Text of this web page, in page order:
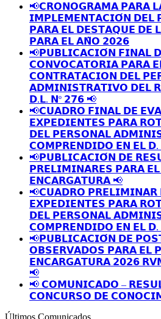
📢𝗖𝗥𝗢𝗡𝗢𝗚𝗥𝗔𝗠𝗔 𝗣𝗔𝗥𝗔
𝗜𝗠𝗣𝗟𝗘𝗠𝗘𝗡𝗧𝗔𝗖𝗜𝗢́𝗡 𝗗𝗘𝗟
𝗣𝗔𝗥𝗔 𝗘𝗟 𝗗𝗘𝗦𝗧𝗔𝗤𝗨𝗘 𝗗𝗘
𝗣𝗔𝗥𝗔 𝗘𝗟 𝗔𝗡̃𝗢 𝟮𝟬𝟮𝟲
📢𝗣𝗨𝗕𝗟𝗜𝗖𝗔𝗖𝗜𝗢́𝗡 𝗙𝗜𝗡𝗔𝗟
𝗖𝗢𝗡𝗩𝗢𝗖𝗔𝗧𝗢𝗥𝗜𝗔 𝗣𝗔𝗥𝗔
𝗖𝗢𝗡𝗧𝗥𝗔𝗧𝗔𝗖𝗜𝗢𝗡 𝗗𝗘𝗟
𝗔𝗗𝗠𝗜𝗡𝗜𝗦𝗧𝗥𝗔𝗧𝗜𝗩𝗢 𝗗𝗘𝗟
𝗗.𝗟. 𝗡º 𝟮𝟳𝟲 📢
📢𝗖𝗨𝗔𝗗𝗥𝗢 𝗙𝗜𝗡𝗔𝗟 𝗗𝗘
𝗘𝗫𝗣𝗘𝗗𝗜𝗘𝗡𝗧𝗘𝗦 𝗣𝗔𝗥𝗔
𝗗𝗘𝗟 𝗣𝗘𝗥𝗦𝗢𝗡𝗔𝗟
𝗖𝗢𝗠𝗣𝗥𝗘𝗡𝗗𝗜𝗗𝗢 𝗘𝗡 𝗘𝗟 𝗗.
📢𝗣𝗨𝗕𝗟𝗜𝗖𝗔𝗖𝗜𝗢́𝗡 𝗗𝗘
𝗣𝗥𝗘𝗟𝗜𝗠𝗜𝗡𝗔𝗥𝗘𝗦 𝗣𝗔𝗥𝗔
𝗘𝗡𝗖𝗔𝗥𝗚𝗔𝗧𝗨𝗥𝗔 📢
📢𝗖𝗨𝗔𝗗𝗥𝗢
𝗘𝗫𝗣𝗘𝗗𝗜𝗘𝗡𝗧𝗘𝗦 𝗣𝗔𝗥𝗔
𝗗𝗘𝗟 𝗣𝗘𝗥𝗦𝗢𝗡𝗔𝗟
𝗖𝗢𝗠𝗣𝗥𝗘𝗡𝗗𝗜𝗗𝗢 𝗘𝗡 𝗘𝗟 𝗗.
📢𝗣𝗨𝗕𝗟𝗜𝗖𝗔𝗖𝗜𝗢́𝗡 𝗗𝗘
𝗢𝗕𝗦𝗘𝗥𝗩𝗔𝗗𝗢𝗦 𝗣𝗔𝗥𝗔 𝗘𝗟
𝗘𝗡𝗖𝗔𝗥𝗚𝗔𝗧𝗨𝗥𝗔 𝟮𝟬𝟮𝟲
📢
📢 𝗖𝗢𝗠𝗨𝗡𝗜𝗖𝗔𝗗𝗢 –
𝗖𝗢𝗡𝗖𝗨𝗥𝗦𝗢 𝗗𝗘
Últimos Comunicados